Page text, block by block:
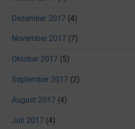
Dezember 2017 (4)
November 2017 (7)
Oktober 2017 (5)
September 2017 (2)
August 2017 (4)
Juli 2017 (4)